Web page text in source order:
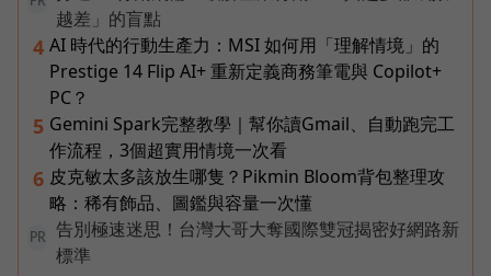
越差」的盲點
4 AI 時代的行動生產力：MSI 如何用「理解情境」的
Prestige 14 Flip AI+ 重新定義商務筆電與 Copilot+
PC？
5 Gemini Spark完整教學｜幫你讀Gmail、自動跑完工
作流程，3個超實用情境一次看
6 皮克敏太多該放生哪隻？Pikmin Bloom背包整理攻
略：稀有飾品、圖鑑與容量一次懂
PR
告別極速迷思！台灣大哥大奪國際雙冠揭密好網路新
標準